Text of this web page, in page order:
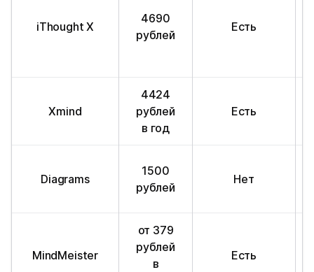
iThought X
4690
рублей
Есть
Xmind
4424
рублей
в год
Есть
Diagrams
1500
рублей
Нет
MindMeister
от 379
рублей
в
Есть